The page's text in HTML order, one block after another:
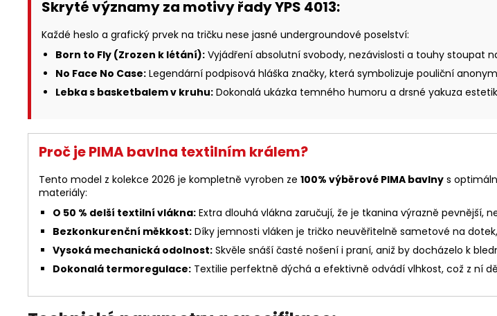
Skryté významy za motivy řady YPS 4013:
Každé heslo a grafický prvek na tričku nese jasné undergroundové poselství:
Born to Fly (Zrozen k létání): Vyjádření absolutní svobody, nezávislosti a touhy stoupat
No Face No Case: Legendární podpisová hláška značky, která symbolizuje pouliční
Lebka s basketbalem v kruhu: Dokonalá ukázka temného humoru a drsné yakuza
Proč je PIMA bavlna textilním králem?
Tento model z kolekce 2026 je kompletně vyroben ze 100% výběrové PIMA bavlny s
materiály:
O 50 % delší textilní vlákna: Extra dlouhá vlákna zaručují, že je tkanina výrazně pevnější,
Bezkonkurenční měkkost: Díky jemnosti vláken je tričko neuvěřitelně sametové na
Vysoká mechanická odolnost: Skvěle snáší časté nošení i praní, aniž by docházelo k
Dokonalá termoregulace: Textilie perfektně dýchá a efektivně odvádí vlhkost, což z ní